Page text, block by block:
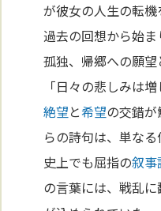
が彼女の人生の転機
過去の回想から始
孤独、帰郷への願
「日々の悲しみは
絶望と希望の交錯
らの詩句は、単な
史上でも屈指の叙事
の言葉には、戦乱